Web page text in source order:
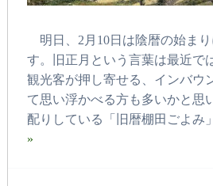
明日、2月10日は陰暦の始ま
す。旧正月という言葉は最近で
観光客が押し寄せる、インバウ
て思い浮かべる方も多いかと思
配りしている「旧暦棚田ごよみ
»